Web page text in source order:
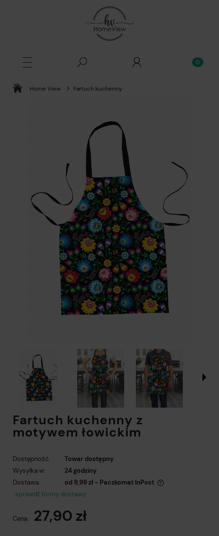
Home View Fartuch kuchenny
Fartuch kuchenny z
motywem łowickim
Dostępność:
Towar dostępny
Wysyłka w:
24 godziny
Dostawa:
od 9,99 zł - Paczkomat InPost
Cena nie zawiera ewentualnych kosztów płatności
sprawdź formy dostawy
Cena: 27,90 zł